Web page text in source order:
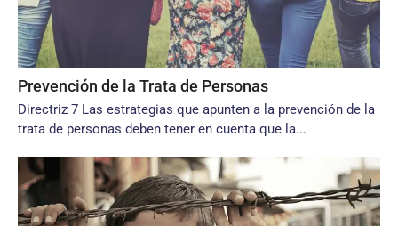
Prevención de la Trata de Personas
Directriz 7 Las estrategias que apunten a la prevención de la
trata de personas deben tener en cuenta que la...